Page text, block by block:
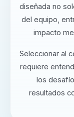
diseñada no
del equipo,
impacto
Seleccionar al
requiere
los
resultados